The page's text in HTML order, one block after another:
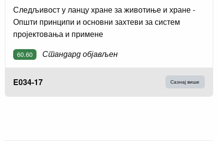
Следљивост у ланцу хране за животиње и хране -
Општи принципи и основни захтеви за систем
пројектовања и примене
60.60 Стандард објављен
E034-17 Сазнај више